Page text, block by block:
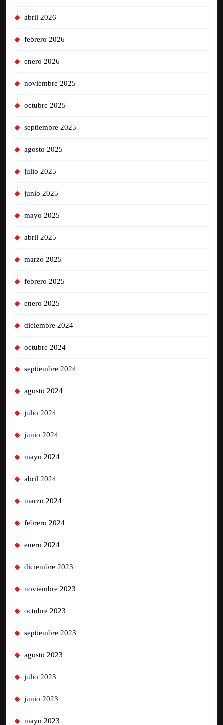
abril 2026
febrero 2026
enero 2026
noviembre 2025
octubre 2025
septiembre 2025
agosto 2025
julio 2025
junio 2025
mayo 2025
abril 2025
marzo 2025
febrero 2025
enero 2025
diciembre 2024
octubre 2024
septiembre 2024
agosto 2024
julio 2024
junio 2024
mayo 2024
abril 2024
marzo 2024
febrero 2024
enero 2024
diciembre 2023
noviembre 2023
octubre 2023
septiembre 2023
agosto 2023
julio 2023
junio 2023
mayo 2023